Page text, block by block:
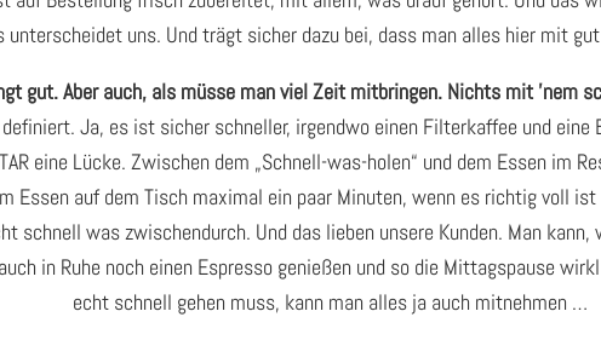
unterscheidet uns. Und trägt sicher dazu bei, dass man alles hier mit
gut. Aber auch, als müsse man viel Zeit mitbringen. Nichts mit ’nem
Ja, es ist sicher schneller, irgendwo einen Filterkaffee und eine
eine Lücke. Zwischen dem „Schnell-was-holen“ und dem Essen im
Essen auf dem Tisch maximal ein paar Minuten, wenn es richtig voll
schnell was zwischendurch. Und das lieben unsere Kunden. Man
in Ruhe noch einen Espresso genießen und so die Mittagspause
echt schnell gehen muss, kann man alles ja auch mitnehmen …